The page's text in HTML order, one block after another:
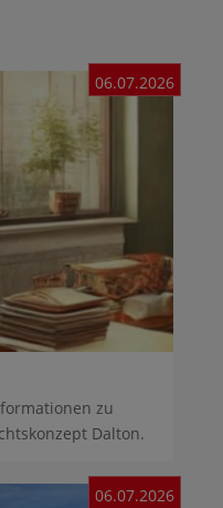
06.07.2026
zu
Dalton.
06.07.2026